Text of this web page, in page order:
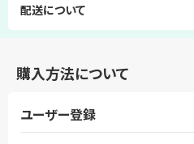
配送について
購入方法について
ユーザー登録